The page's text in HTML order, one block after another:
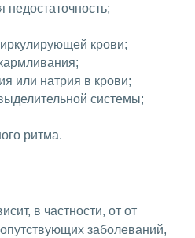
недостаточность;
крови;
или натрия в крови;
системы;
ритма.
в частности, от от
заболеваний,